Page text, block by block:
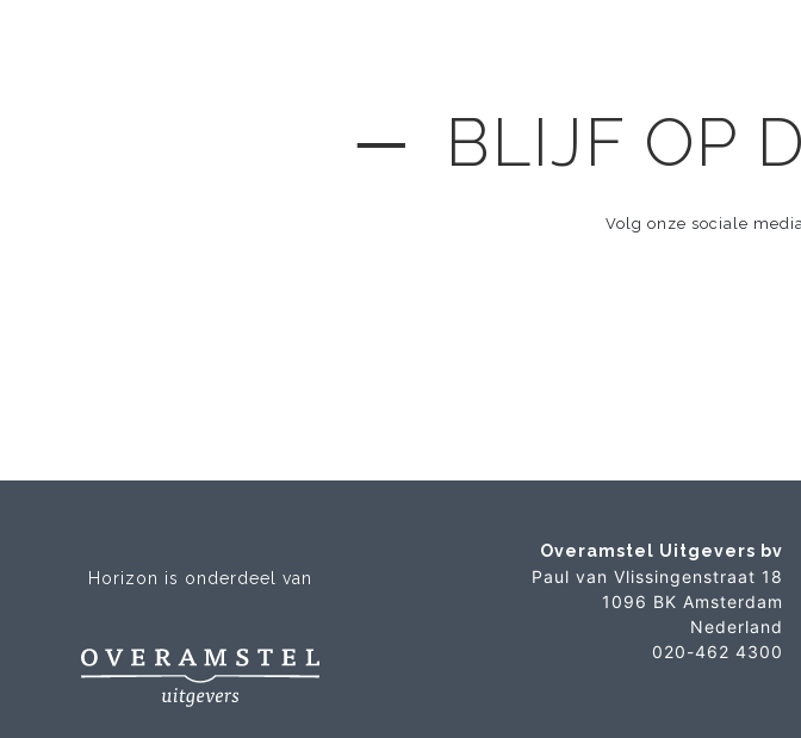
─ BLIJF OP
Volg onze sociale
Horizon is onderdeel van
Overamstel Uitgevers bv
Paul van Vlissingenstraat 18
1096 BK Amsterdam
Nederland
020-462 4300